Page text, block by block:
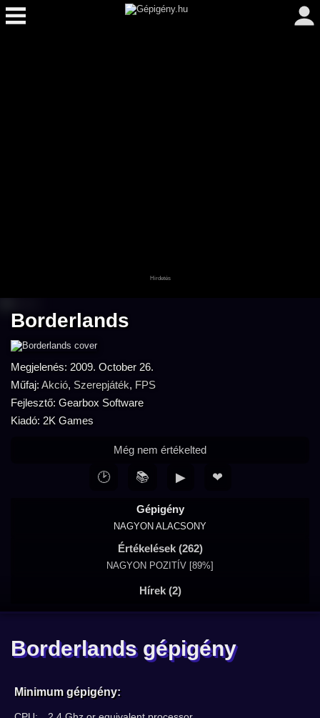
Borderlands
Megjelenés: 2009. October 26.
Műfaj: Akció, Szerepjáték, FPS
Fejlesztő: Gearbox Software
Kiadó: 2K Games
Gépigény
NAGYON ALACSONY
Értékelések (262)
NAGYON POZITÍV [89%]
Hírek (2)
Még nem értékelted
🕑 📚 ▶ ❤
Borderlands gépigény
Minimum gépigény: